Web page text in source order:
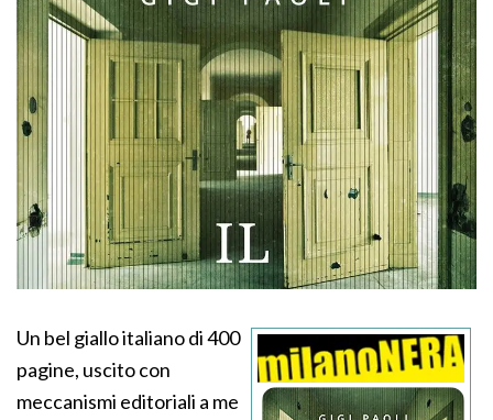
Un bel giallo italiano di 400
pagine, uscito con
meccanismi editoriali a me